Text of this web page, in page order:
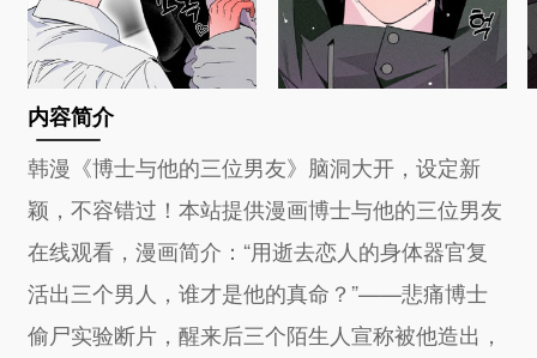
内容简介
韩漫《博士与他的三位男友》脑洞大开，设定新
颖，不容错过！本站提供漫画博士与他的三位男友
在线观看，漫画简介：“用逝去恋人的身体器官复
活出三个男人，谁才是他的真命？”——悲痛博士
偷尸实验断片，醒来后三个陌生人宣称被他造出，